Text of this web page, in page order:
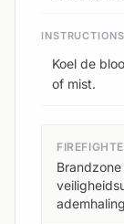
INSTRUCTIONS
Koel de
of mist.